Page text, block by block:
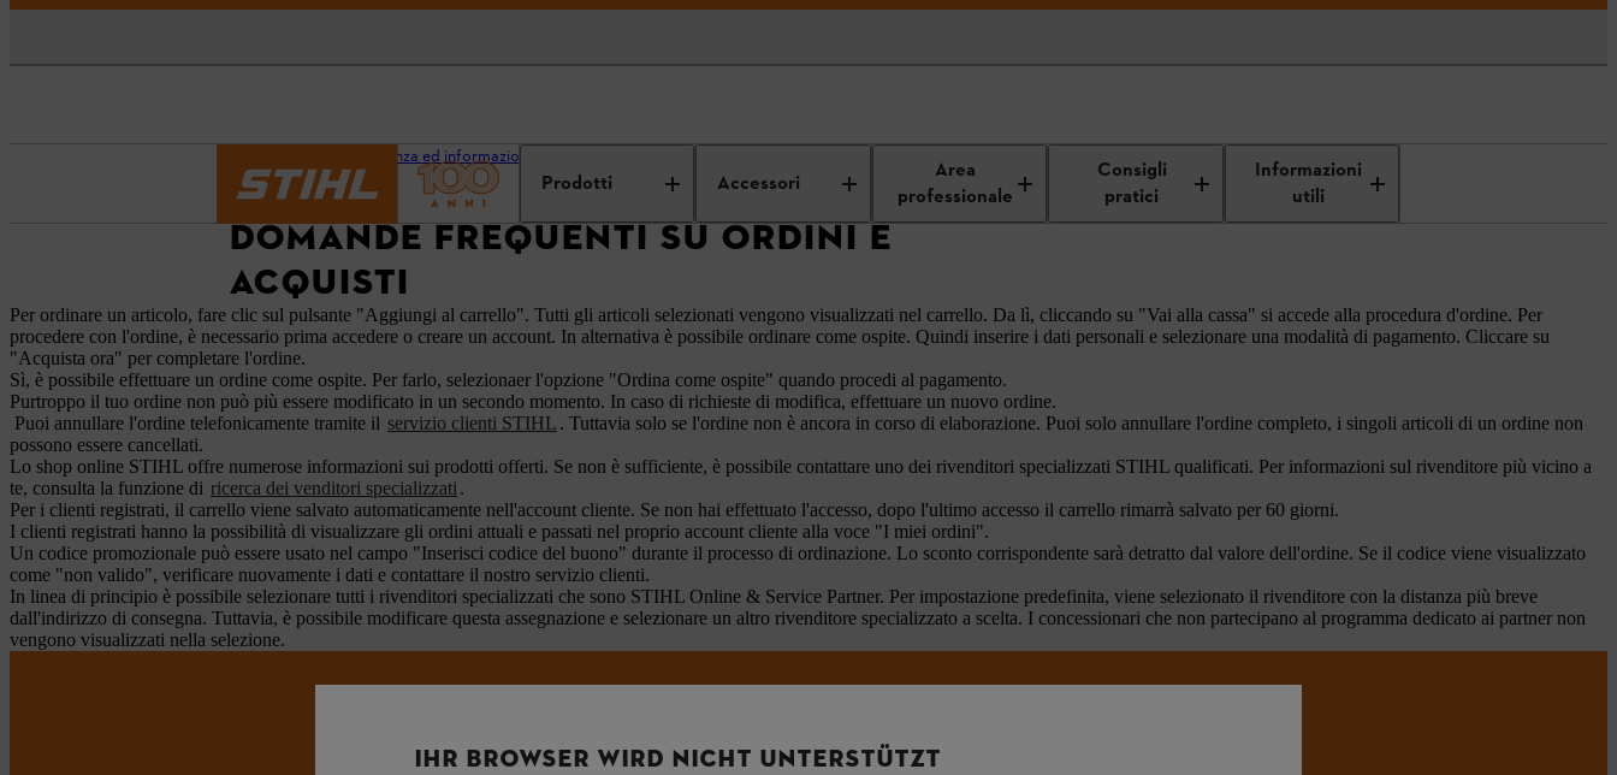
Prodotti Accessori
Area
professionale
Consigli
pratici
Informazioni
utili
Assistenza ed informazioni
DOMANDE FREQUENTI SU ORDINI E
ACQUISTI
Per ordinare un articolo, fare clic sul pulsante "Aggiungi al carrello". Tutti gli articoli selezionati vengono visualizzati nel carrello. Da lì, cliccando su "Vai alla cassa" si accede alla procedura d'ordine. Per
procedere con l'ordine, è necessario prima accedere o creare un account. In alternativa è possibile ordinare come ospite. Quindi inserire i dati personali e selezionare una modalità di pagamento. Cliccare su
"Acquista ora" per completare l'ordine.
Sì, è possibile effettuare un ordine come ospite. Per farlo, selezionaer l'opzione "Ordina come ospite" quando procedi al pagamento.
Purtroppo il tuo ordine non può più essere modificato in un secondo momento. In caso di richieste di modifica, effettuare un nuovo ordine.
Puoi annullare l'ordine telefonicamente tramite il servizio clienti STIHL . Tuttavia solo se l'ordine non è ancora in corso di elaborazione. Puoi solo annullare l'ordine completo, i singoli articoli di un ordine non
possono essere cancellati.
Lo shop online STIHL offre numerose informazioni sui prodotti offerti. Se non è sufficiente, è possibile contattare uno dei rivenditori specializzati STIHL qualificati. Per informazioni sul rivenditore più vicino a
te, consulta la funzione di ricerca dei venditori specializzati .
Per i clienti registrati, il carrello viene salvato automaticamente nell'account cliente. Se non hai effettuato l'accesso, dopo l'ultimo accesso il carrello rimarrà salvato per 60 giorni.
I clienti registrati hanno la possibilità di visualizzare gli ordini attuali e passati nel proprio account cliente alla voce "I miei ordini".
Un codice promozionale può essere usato nel campo "Inserisci codice del buono" durante il processo di ordinazione. Lo sconto corrispondente sarà detratto dal valore dell'ordine. Se il codice viene visualizzato
come "non valido", verificare nuovamente i dati e contattare il nostro servizio clienti.
In linea di principio è possibile selezionare tutti i rivenditori specializzati che sono STIHL Online & Service Partner. Per impostazione predefinita, viene selezionato il rivenditore con la distanza più breve
dall'indirizzo di consegna. Tuttavia, è possibile modificare questa assegnazione e selezionare un altro rivenditore specializzato a scelta. I concessionari che non partecipano al programma dedicato ai partner non
vengono visualizzati nella selezione.
IHR BROWSER WIRD NICHT UNTERSTÜTZT